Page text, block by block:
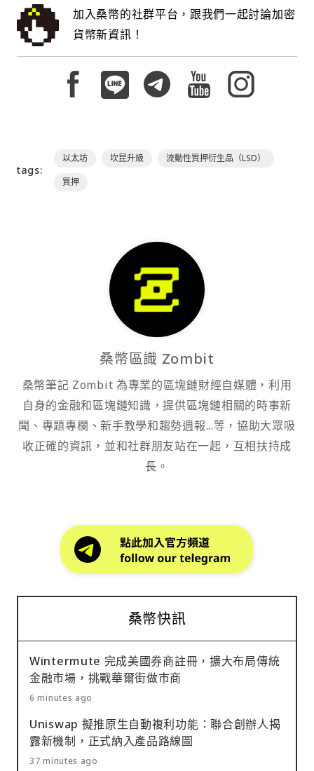
加入桑幣的社群平台，跟我們一起討論加密
貨幣新資訊！
tags:
以太坊 坎昆升級
流動性質押衍生品（LSD）
質押
桑幣區識 Zombit
桑幣筆記 Zombit 為專業的區塊鏈財經自媒體，利用
自身的金融和區塊鏈知識，提供區塊鏈相關的時事新
聞、專題專欄、新手教學和趨勢週報...等，協助大眾吸
收正確的資訊，並和社群朋友站在一起，互相扶持成
長。
桑幣快訊
Wintermute 完成美國券商註冊，擴大布局傳統
金融市場，挑戰華爾街做市商
6 minutes ago
Uniswap 擬推原生自動複利功能：聯合創辦人揭
露新機制，正式納入產品路線圖
37 minutes ago